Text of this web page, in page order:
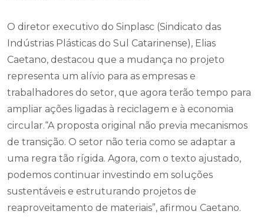
O diretor executivo do Sinplasc (Sindicato das
Indústrias Plásticas do Sul Catarinense), Elias
Caetano, destacou que a mudança no projeto
representa um alívio para as empresas e
trabalhadores do setor, que agora terão tempo para
ampliar ações ligadas à reciclagem e à economia
circular.“A proposta original não previa mecanismos
de transição. O setor não teria como se adaptar a
uma regra tão rígida. Agora, com o texto ajustado,
podemos continuar investindo em soluções
sustentáveis e estruturando projetos de
reaproveitamento de materiais”, afirmou Caetano.